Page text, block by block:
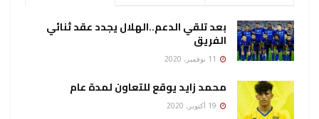
بعد تلقي الدعم..الهلال يجدد عقد ثنائي
الفريق
محمد زايد يوقع للتعاون لمدة عام